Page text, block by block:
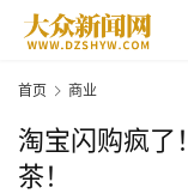
首页 商业
淘宝闪购疯了
茶！